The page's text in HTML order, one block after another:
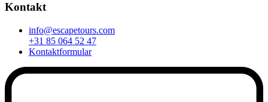
Kontakt
info@escapetours.com
+31 85 064 52 47
Kontaktformular